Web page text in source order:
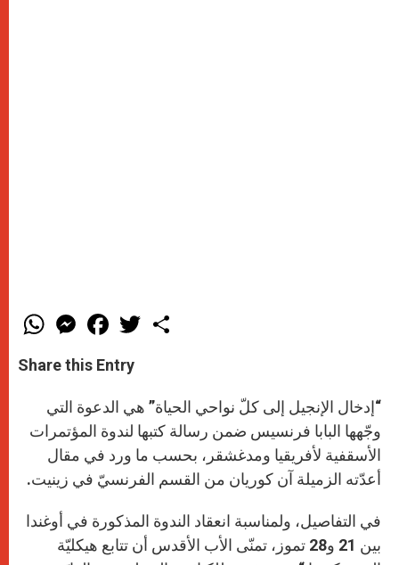
W
h
t
s
p
M
e
s
e
g
e
r
F
a
e
b
o
k
w
r
Share this Entry
“إدخال الإنجيل إلى كلّ نواحي الحياة” هي الدعوة التي
وجّهها البابا فرنسيس ضمن رسالة كتبها لندوة المؤتمرات
الأسقفية لأفريقيا ومدغشقر، بحسب ما ورد في مقال
أعدّته الزميلة آن كوريان من القسم الفرنسيّ في زينيت.
في التفاصيل، ولمناسبة انعقاد الندوة المذكورة في أوغندا
بين 21 و28 تموز، تمنّى الأب الأقدس أن تتابع هيكليّة